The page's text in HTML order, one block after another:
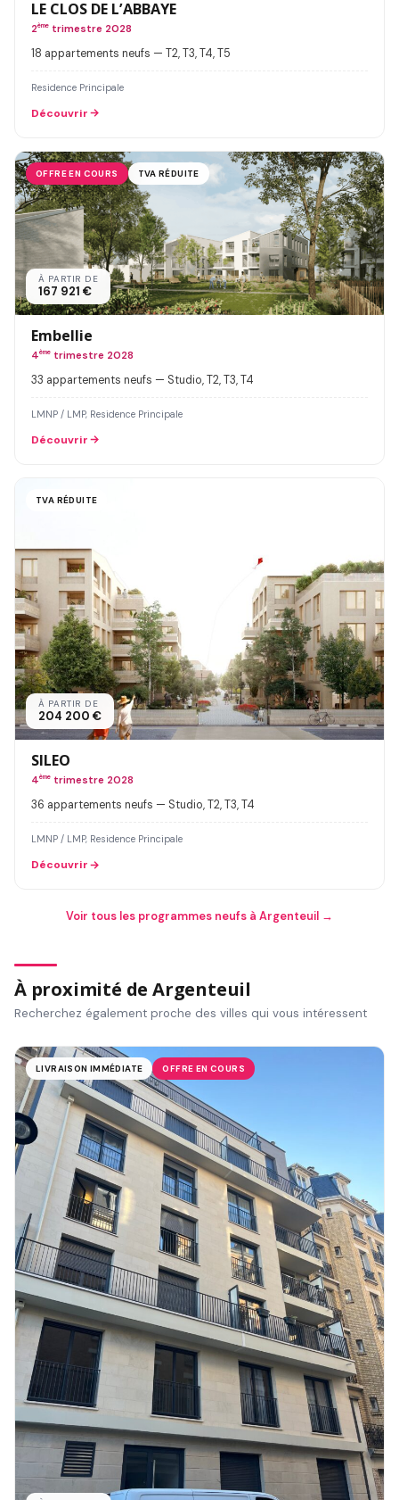
LE CLOS DE L’ABBAYE
2ème trimestre 2028
18 appartements neufs — T2, T3, T4, T5
Residence Principale
Découvrir
OFFRE EN COURS TVA RÉDUITE
À PARTIR DE
167 921 €
Embellie
4ème trimestre 2028
33 appartements neufs — Studio, T2, T3, T4
LMNP / LMP, Residence Principale
Découvrir
TVA RÉDUITE
À PARTIR DE
204 200 €
SILEO
4ème trimestre 2028
36 appartements neufs — Studio, T2, T3, T4
LMNP / LMP, Residence Principale
Découvrir
Voir tous les programmes neufs à Argenteuil →
À proximité de Argenteuil
Recherchez également proche des villes qui vous intéressent
LIVRAISON IMMÉDIATE OFFRE EN COURS